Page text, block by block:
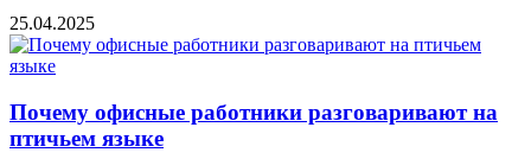
25.04.2025
Почему офисные работники разговаривают на
птичьем языке